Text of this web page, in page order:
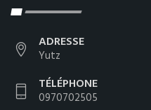
ADRESSE
Yutz
TÉLÉPHONE
0970702505